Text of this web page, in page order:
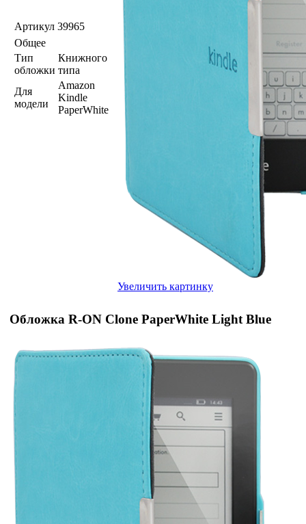
Артикул 39965
Общее
Тип
обложки
Книжного
типа
Для
модели
Amazon
Kindle
PaperWhite
Увеличить картинку
Обложка R-ON Clone PaperWhite Light Blue